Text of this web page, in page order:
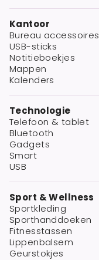
Kantoor
Bureau accessoires
USB-sticks
Notitieboekjes
Mappen
Kalenders
Technologie
Telefoon & tablet
Bluetooth
Gadgets
Smart
USB
Sport & Wellness
Sportkleding
Sporthanddoeken
Fitnesstassen
Lippenbalsem
Geurstokjes